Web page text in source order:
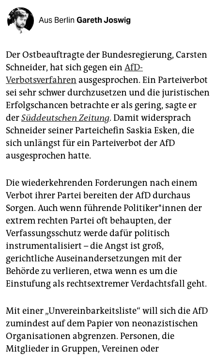
fragen & hilfe
unterstützen
abo
genossenschaft
epaper login
Aus Berlin Gareth Joswig
Der Ostbeauftragte der Bundesregierung, Carsten
Schneider, hat sich gegen ein AfD-
Verbotsverfahren ausgesprochen. Ein Parteiverbot
sei sehr schwer durchzusetzen und die juristischen
Erfolgschancen betrachte er als gering, sagte er
derSüddeutschen Zeitung. Damit widersprach
Schneider seiner Parteichefin Saskia Esken, die
sich unlängst für ein Parteiverbot der AfD
ausgesprochen hatte.
Die wiederkehrenden Forderungen nach einem
Verbot ihrer Partei bereiten der AfD durchaus
Sorgen. Auch wenn führende Po­li­ti­ke­r*in­nen der
extrem rechten Partei oft behaupten, der
Verfassungsschutz werde dafür politisch
instrumentalisiert – die Angst ist groß,
gerichtliche Auseinandersetzungen mit der
Behörde zu verlieren, etwa wenn es um die
Einstufung als rechtsextremer Verdachtsfall geht.
Mit einer „Unvereinbarkeitsliste“ will sich die AfD
zumindest auf dem Papier von neonazistischen
Organisationen abgrenzen. Personen, die
Mitglieder in Gruppen, Vereinen oder